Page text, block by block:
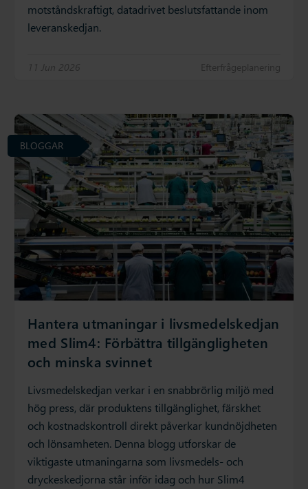
motståndskraftigt, datadrivet beslutsfattande inom
leveranskedjan.
11 Jun 2026 Efterfrågeplanering
Hantera utmaningar i livsmedelskedjan
med Slim4: Förbättra tillgängligheten
och minska svinnet
Livsmedelskedjan verkar i en snabbrörlig miljö med
hög press, där produktens tillgänglighet, färskhet
och kostnadskontroll direkt påverkar kundnöjdheten
och lönsamheten. Denna blogg utforskar de
viktigaste utmaningarna som livsmedels- och
dryckeskedjorna står inför idag och hur Slim4
BLOGGAR